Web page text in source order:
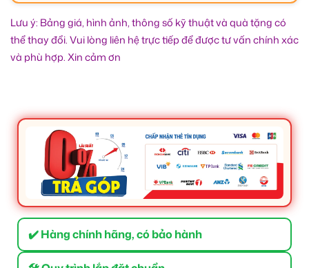
Lưu ý: Bảng giá, hình ảnh, thông số kỹ thuật và quà tặng có
thể thay đổi. Vui lòng liên hệ trực tiếp để được tư vấn chính xác
và phù hợp. Xin cảm ơn
✔️ Hàng chính hãng, có bảo hành